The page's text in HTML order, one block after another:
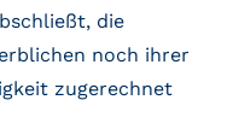
die
noch ihrer
zugerechnet